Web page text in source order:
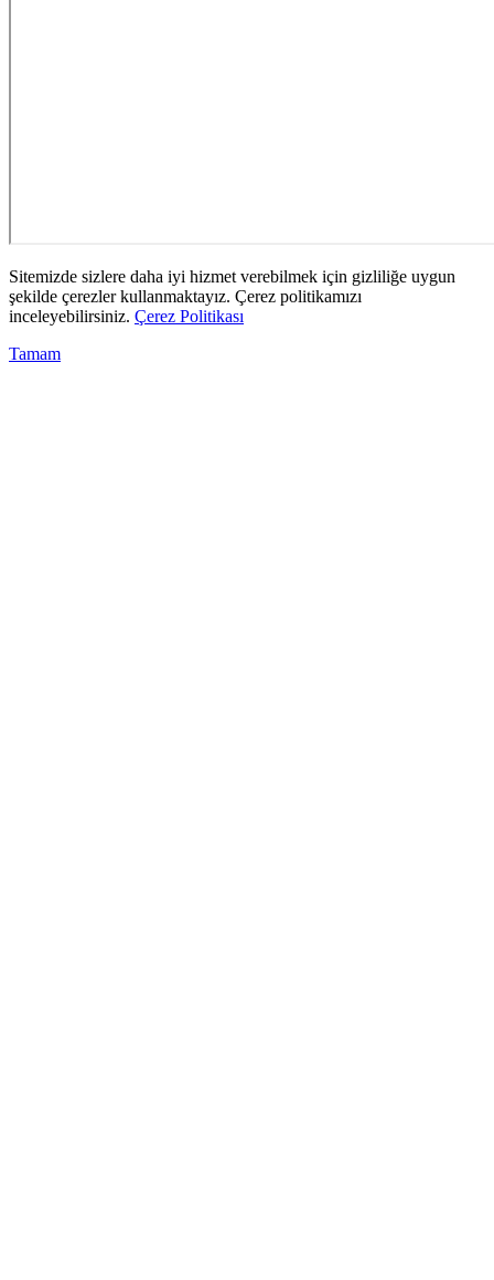
Sitemizde sizlere daha iyi hizmet verebilmek için gizliliğe uygun
şekilde çerezler kullanmaktayız. Çerez politikamızı
inceleyebilirsiniz. Çerez Politikası
Tamam